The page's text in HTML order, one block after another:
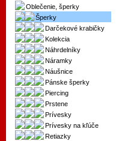
Oblečenie, šperky
Šperky
Darčekové krabičky
Kolekcia
Náhrdelníky
Náramky
Náušnice
Pánske šperky
Piercing
Prstene
Prívesky
Prívesky na kľúče
Retiazky